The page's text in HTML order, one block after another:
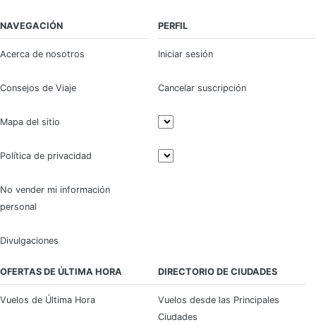
NAVEGACIÓN
Acerca de nosotros
Consejos de Viaje
Mapa del sitio
Política de privacidad
No vender mi información
personal
Divulgaciones
PERFIL
Iniciar sesión
Cancelar suscripción
OFERTAS DE ÚLTIMA HORA
Vuelos de Última Hora
DIRECTORIO DE CIUDADES
Vuelos desde las Principales
Ciudades